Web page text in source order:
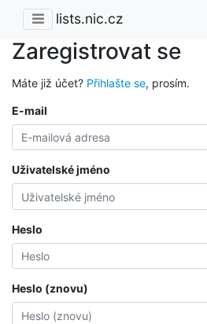
lists.nic.cz
Zaregistrovat se
Máte již účet? Přihlašte se, prosím.
E-mail
Uživatelské jméno
Heslo
Heslo (znovu)